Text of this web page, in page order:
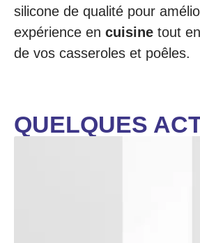
silicone de qualité pour
expérience en cuisine tout
de vos casseroles et poêles.
QUELQUES